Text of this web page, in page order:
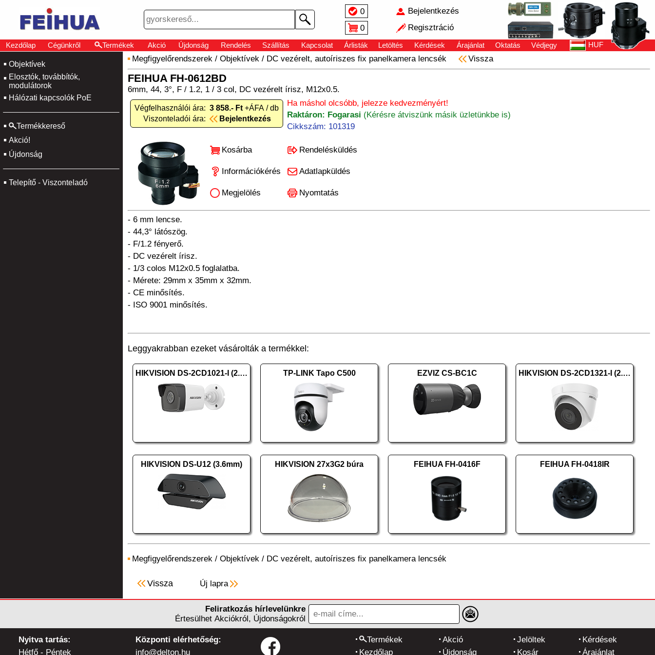
0
0
Bejelentkezés
Regisztráció
Kezdőlap Cégünkről Termékek Akció Újdonság Rendelés Szállítás Kapcsolat Árlisták Letöltés Kérdések Árajánlat Oktatás Védjegy HUF
Objektívek
Elosztók, továbbítók,
modulátorok
Hálózati kapcsolók PoE
Termékkereső
Akció!
Újdonság
Telepítő - Viszonteladó
Megfigyelőrendszerek / Objektívek / DC vezérelt, autoíriszes fix panelkamera lencsék Vissza
FEIHUA FH-0612BD
6mm, 44, 3°, F / 1.2, 1 / 3 col, DC vezérelt írisz, M12x0.5.
Végfelhasználói ára: 3 858.- Ft +ÁFA / db
Viszonteladói ára:
Bejelentkezés
Ha máshol olcsóbb, jelezze kedvezményért!
Raktáron: Fogarasi (Kérésre átviszünk másik üzletünkbe is)
Cikkszám: 101319
Kosárba Rendelésküldés
Információkérés Adatlapküldés
Megjelölés Nyomtatás
- 6 mm lencse.
- 44,3° látószög.
- F/1.2 fényerő.
- DC vezérelt írisz.
- 1/3 colos M12x0.5 foglalatba.
- Mérete: 29mm x 35mm x 32mm.
- CE minősítés.
- ISO 9001 minősítés.
Leggyakrabban ezeket vásárolták a termékkel:
HIKVISION DS-2CD1021-I (2.8mm) (F) TP-LINK Tapo C500 EZVIZ CS-BC1C HIKVISION DS-2CD1321-I (2.8mm) (F)
HIKVISION DS-U12 (3.6mm) HIKVISION 27x3G2 búra FEIHUA FH-0416F FEIHUA FH-0418IR
Megfigyelőrendszerek / Objektívek / DC vezérelt, autoíriszes fix panelkamera lencsék
Vissza Új lapra
Feliratkozás hírlevelünkre
Értesülhet Akciókról, Újdonságokról
Nyitva tartás:
Hétfő - Péntek
Központi elérhetőség:
info@delton.hu
Termékek
Kezdőlap
Akció
Újdonság
Jelöltek
Kosár
Kérdések
Árajánlat